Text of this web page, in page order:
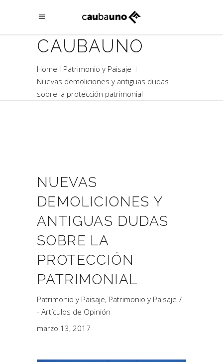
CAUBAUNO
Home
Patrimonio y Paisaje
Nuevas demoliciones y antiguas dudas
sobre la protección patrimonial
NUEVAS
DEMOLICIONES Y
ANTIGUAS DUDAS
SOBRE LA
PROTECCIÓN
PATRIMONIAL
Patrimonio y Paisaje, Patrimonio y Paisaje
- Artículos de Opinión
marzo 13, 2017